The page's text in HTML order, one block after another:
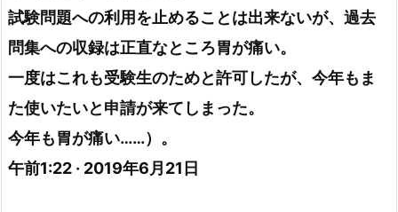
試験問題への利用を止めることは出来ないが、過去
問集への収録は正直なところ胃が痛い。
一度はこれも受験生のためと許可したが、今年もま
た使いたいと申請が来てしまった。
今年も胃が痛い……）。
午前1:22 · 2019年6月21日